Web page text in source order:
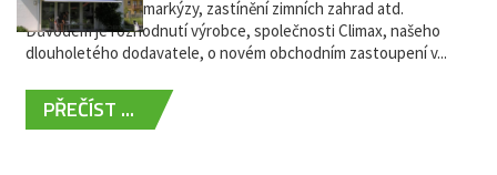
nabídky výsuvné markýzy, zastínění zimních zahrad atd.
Důvodem je rozhodnutí výrobce, společnosti Climax, našeho
dlouholetého dodavatele, o novém obchodním zastoupení v...
PŘEČÍST ...